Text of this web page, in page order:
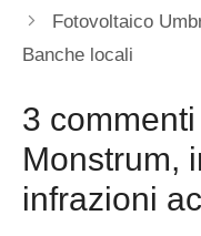
Fotovoltaico
Banche locali
3 commenti
Monstrum,
infrazioni